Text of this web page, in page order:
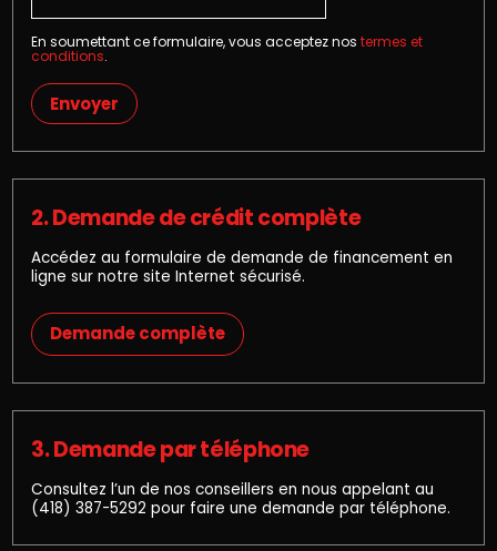
En soumettant ce formulaire, vous acceptez nostermes et
conditions.
Envoyer
2. Demande de crédit complète
Accédez au formulaire de demande de financement en
ligne sur notre site Internet sécurisé.
Demande complète
3. Demande par téléphone
Consultez l’un de nos conseillers en nous appelant au
(418) 387-5292 pour faire une demande par téléphone.